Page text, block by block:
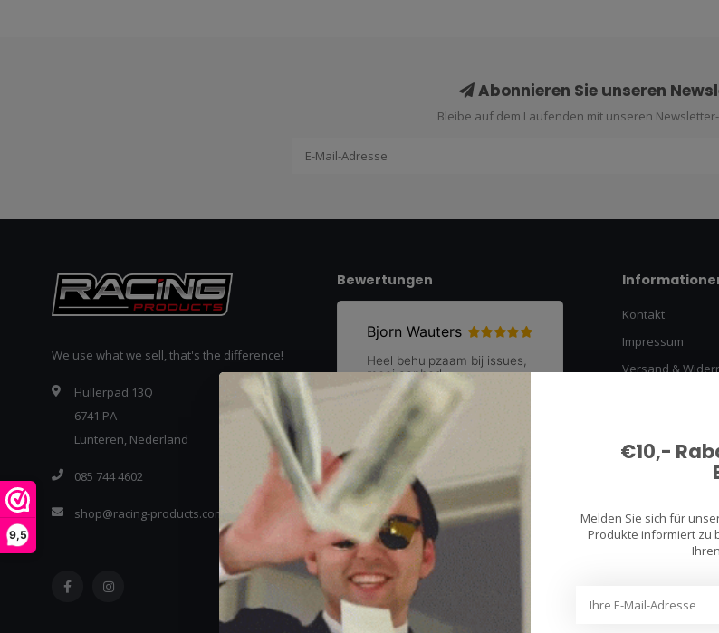
9,5
Abonnieren Sie unseren
Bleibe auf dem Laufenden mit unseren
We use what we sell, that's the difference!
Hullerpad 13Q
6741 PA
Lunteren, Nederland
085 744 4602
shop@racing-products.com
Bewertungen
Kontakt
Impressum
Versand &
Datenschutz
Sitemap
€10,-
Melden Sie sich für
Produkte informiert zu